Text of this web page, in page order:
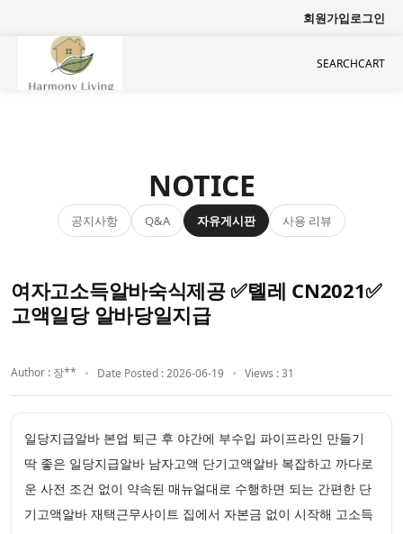
회원가입로그인
SEARCHCART
NOTICE
공지사항 Q&A 자유게시판 사용 리뷰
여자고소득알바숙식제공 ✅톌레 CN2021✅
고액일당 알바당일지급
Author : 장** Date Posted : 2026-06-19 Views : 31
일당지급알바 본업 퇴근 후 야간에 부수입 파이프라인 만들기
딱 좋은 일당지급알바 남자고액 단기고액알바 복잡하고 까다로
운 사전 조건 없이 약속된 매뉴얼대로 수행하면 되는 간편한 단
기고액알바 재택근무사이트 집에서 자본금 없이 시작해 고소득